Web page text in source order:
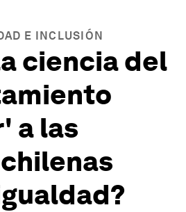
E INCLUSIÓN
ciencia del
a las